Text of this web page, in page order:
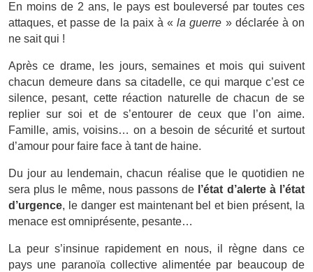
En moins de 2 ans, le pays est bouleversé par toutes ces
attaques, et passe de la paix à «la guerre » déclarée à on
ne sait qui !
Après ce drame, les jours, semaines et mois qui suivent
chacun demeure dans sa citadelle, ce qui marque c’est ce
silence, pesant, cette réaction naturelle de chacun de se
replier sur soi et de s’entourer de ceux que l’on aime.
Famille, amis, voisins… on a besoin de sécurité et surtout
d’amour pour faire face à tant de haine.
Du jour au lendemain, chacun réalise que le quotidien ne
sera plus le même, nous passons de l’état d’alerte à l’état
d’urgence, le danger est maintenant bel et bien présent, la
menace est omniprésente, pesante…
La peur s’insinue rapidement en nous, il règne dans ce
pays une paranoïa collective alimentée par beaucoup de